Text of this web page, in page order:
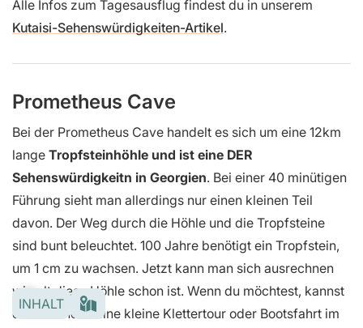
Alle Infos zum Tagesausflug findest du in unserem
Kutaisi-Sehenswürdigkeiten-Artikel.
Prometheus Cave
Bei der Prometheus Cave handelt es sich um eine 12km
lange Tropfsteinhöhle und ist eine DER
Sehenswürdigkeitn in Georgien. Bei einer 40 minütigen
Führung sieht man allerdings nur einen kleinen Teil
davon. Der Weg durch die Höhle und die Tropfsteine
sind bunt beleuchtet. 100 Jahre benötigt ein Tropfstein,
um 1 cm zu wachsen. Jetzt kann man sich ausrechnen
wie alt diese Höhle schon ist. Wenn du möchtest, kannst
du auch noch eine kleine Klettertour oder Bootsfahrt im
INHALT